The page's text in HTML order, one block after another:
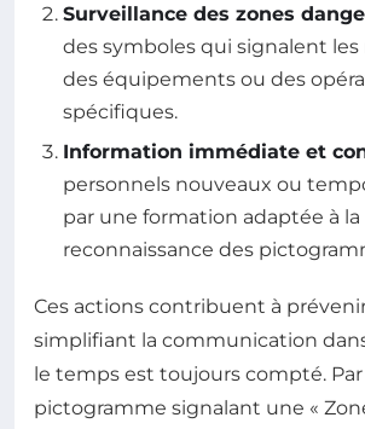
Surveillance des zones
des symboles qui signalent les
des équipements ou des
spécifiques.
Information immédiate et
personnels nouveaux ou
par une formation adaptée à la
reconnaissance des
Ces actions contribuent à
simplifiant la communication
le temps est toujours compté.
pictogramme signalant une «